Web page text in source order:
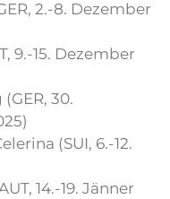
2.-8. Dezember
9.-15. Dezember
30.
(SUI, 6.-12.
14.-19. Jänner